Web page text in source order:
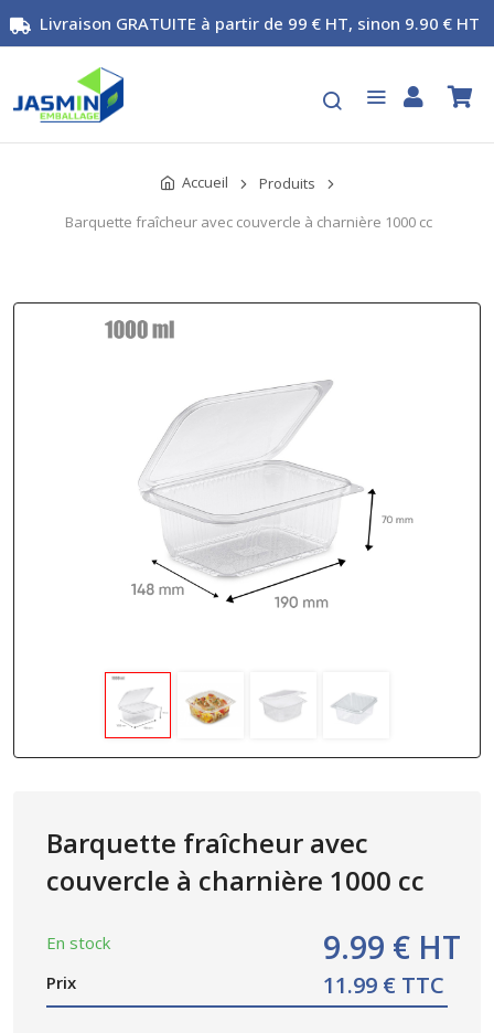
Livraison GRATUITE à partir de 99 € HT, sinon 9.90 € HT
Accueil
Produits
Barquette fraîcheur avec couvercle à charnière 1000 cc
Barquette fraîcheur avec
couvercle à charnière 1000 cc
En stock
Prix
9.99 € HT
11.99 € TTC